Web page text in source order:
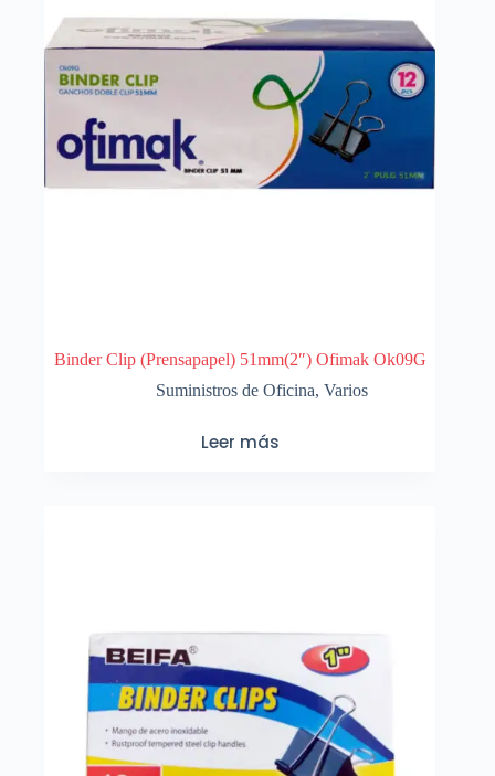
Binder Clip (Prensapapel) 51mm(2″) Ofimak Ok09G
Suministros de Oficina,Varios
Leer más